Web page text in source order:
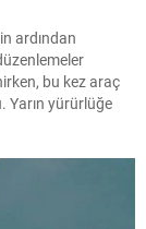
ardından
bu kez araç
Yarın yürürlüğe
litre fiyatında
Ancak son